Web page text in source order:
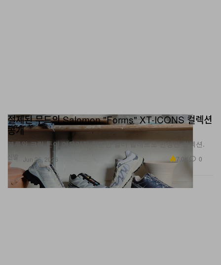
신발
절제된 무드의 Salomon "Forms" XT-ICONS 컬렉션
공개
블루와 크림 톤이 어우러진 차분한 컬러 팔레트로 완성된 컬렉션.
Jun 26, 2026 7.0K 0